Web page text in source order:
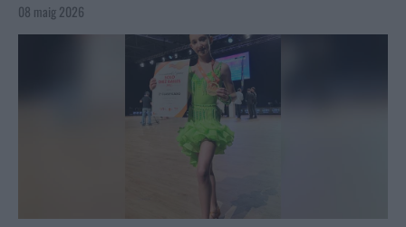
08 maig 2026